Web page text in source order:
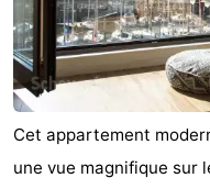
Cet appartement
une vue magnifique sur